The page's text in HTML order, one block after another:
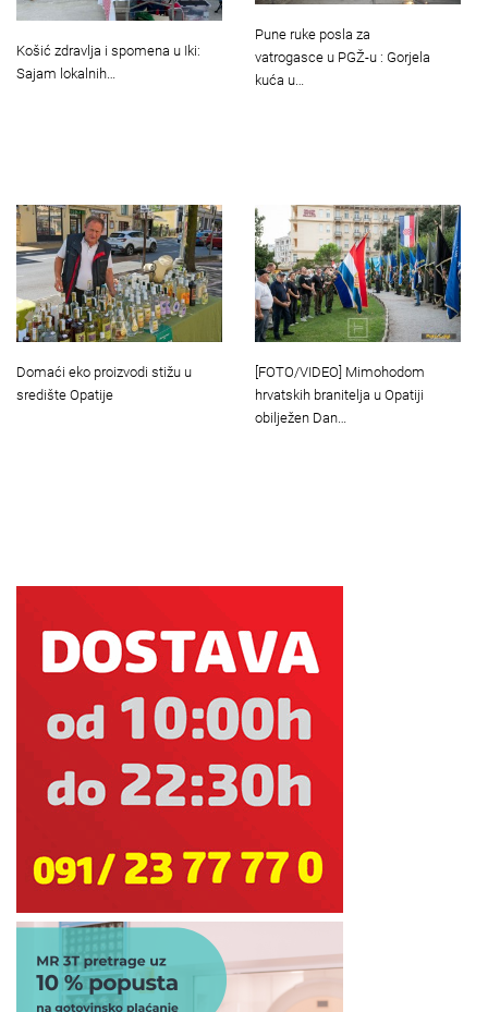
Košić zdravlja i spomena u Iki:
Sajam lokalnih…
Pune ruke posla za
vatrogasce u PGŽ-u : Gorjela
kuća u…
Domaći eko proizvodi stižu u
središte Opatije
[FOTO/VIDEO] Mimohodom
hrvatskih branitelja u Opatiji
obilježen Dan…